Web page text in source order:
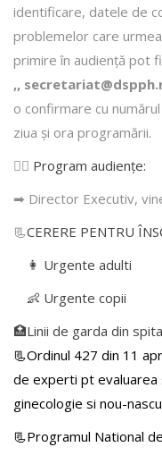
identificare, datele de
problemelor care
primire în audienţă pot
,,
o confirmare cu
ziua şi ora programării.
👩‍⚕️ Program audiențe:
➡ Director Executiv,
📃CERERE PENTRU
👩 Urgente adulti
👶 Urgente copii
🏥Linii de garda din
📃Ordinul 427 din 11
de experti pt
ginecologie si nou-
📃Programul National